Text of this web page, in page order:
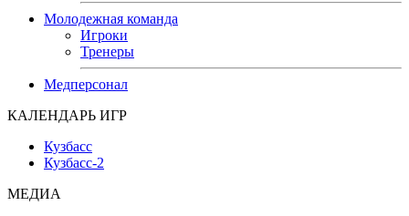
Молодежная команда
Игроки
Тренеры
Медперсонал
КАЛЕНДАРЬ ИГР
Кузбасс
Кузбасс-2
МЕДИА